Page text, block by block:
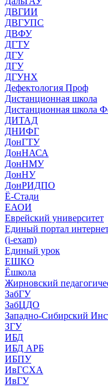
ДВГИИ
ДВГУПС
ДВФУ
ДГТУ
ДГУ
ДГУ
ДГУНХ
Дефектология Проф
Дистанционная школа
Дистанционная школа
ДИТАД
ДНИФГ
ДонГТУ
ДонНАСА
ДонНМУ
ДонНУ
ДонРИДПО
Ё-Стади
ЕАОИ
Еврейский университет
Единый портал
(i-exam)
Единый урок
ЕШКО
Ёшкола
Жирновский
ЗабГУ
ЗабЦДО
Западно-Сибирский
ЗГУ
ИБД
ИБД АРБ
ИБПУ
ИвГСХА
ИвГУ